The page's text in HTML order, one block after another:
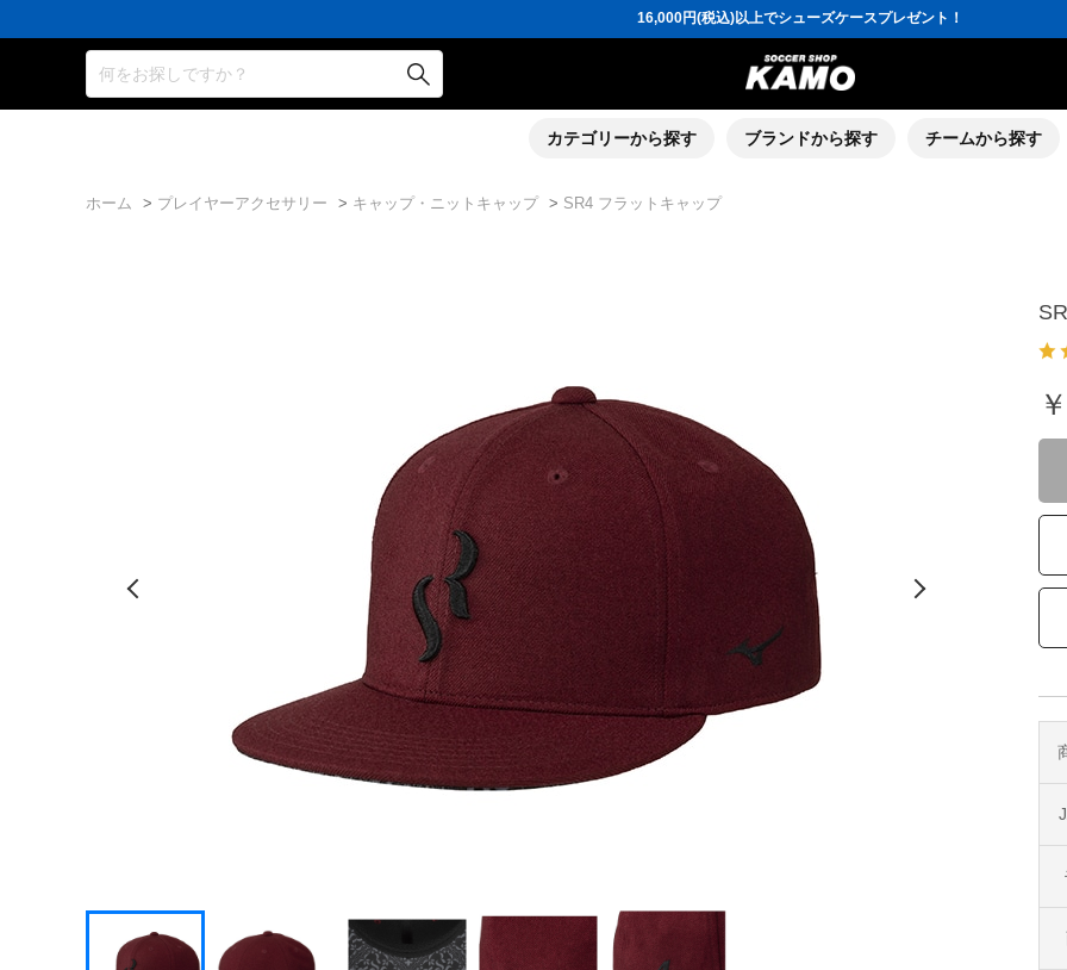
16,000円(税込)以上でシューズケースプレゼント！
3,300円(税込)以上で送料無料！
ポイント還元率5％！プレミア会員は7％
会員の方にはお誕生月に「10％OFFクーポン」プレゼント！
16,000円(税込)以上でシューズケースプレゼント！
何をお探しですか？
カテゴリーから探す ブランドから探す チームから探す
ホーム > プレイヤーアクセサリー > キャップ・ニットキャップ > SR4 フラットキャップ